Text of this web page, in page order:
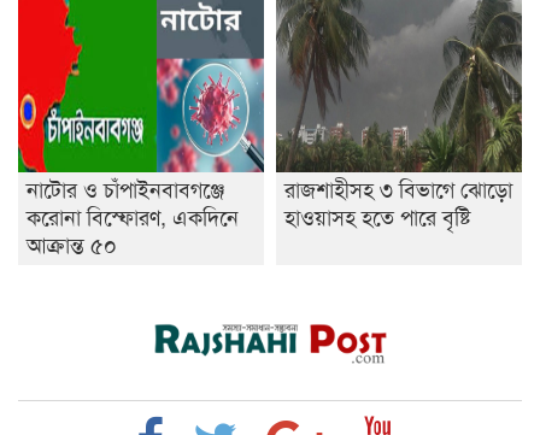
নাটোর ও চাঁপাইনবাবগঞ্জে
করোনা বিস্ফোরণ, একদিনে
আক্রান্ত ৫০
রাজশাহীসহ ৩ বিভাগে ঝোড়ো
হাওয়াসহ হতে পারে বৃষ্টি